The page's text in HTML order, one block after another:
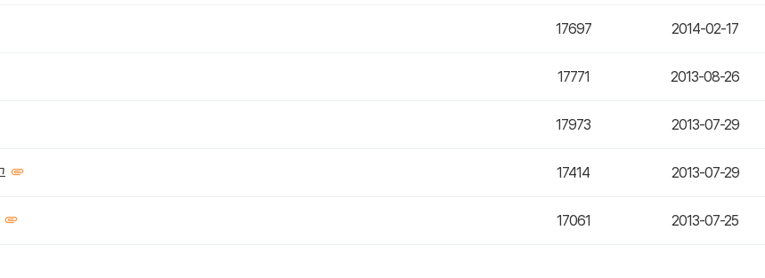
17697 2014-02-17
17771 2013-08-26
17973 2013-07-29
17414 2013-07-29
17061 2013-07-25